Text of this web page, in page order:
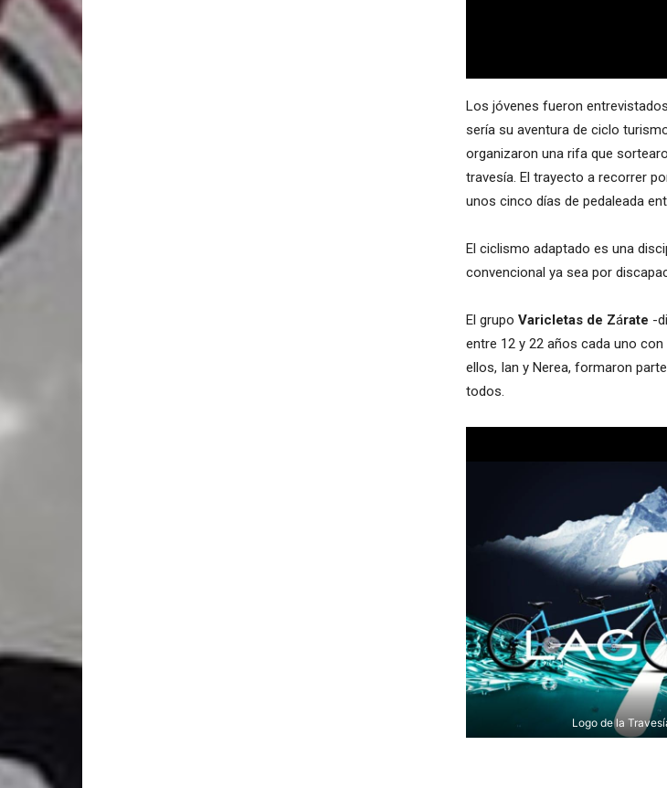
Los jóvenes fueron
sería su aventura de ciclo
organizaron una rifa que
travesía. El trayecto a recorrer
unos cinco días de pedaleada
El ciclismo adaptado es una
convencional ya sea por
El grupo Varicletas de Zárate -
entre 12 y 22 años cada uno
ellos, Ian y Nerea, formaron
todos.
Logo de la